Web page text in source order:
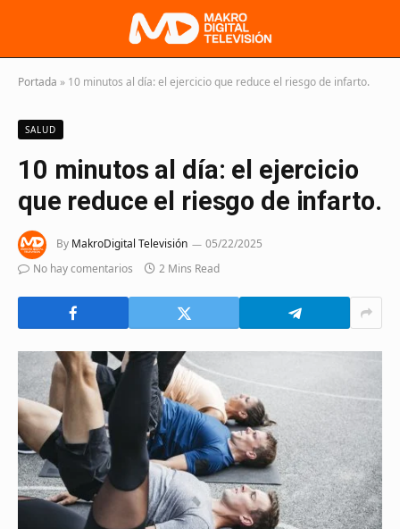
Portada » 10 minutos al día: el ejercicio que reduce el riesgo de infarto.
SALUD
10 minutos al día: el ejercicio
que reduce el riesgo de infarto.
By MakroDigital Televisión
05/22/2025
No hay comentarios
2 Mins Read